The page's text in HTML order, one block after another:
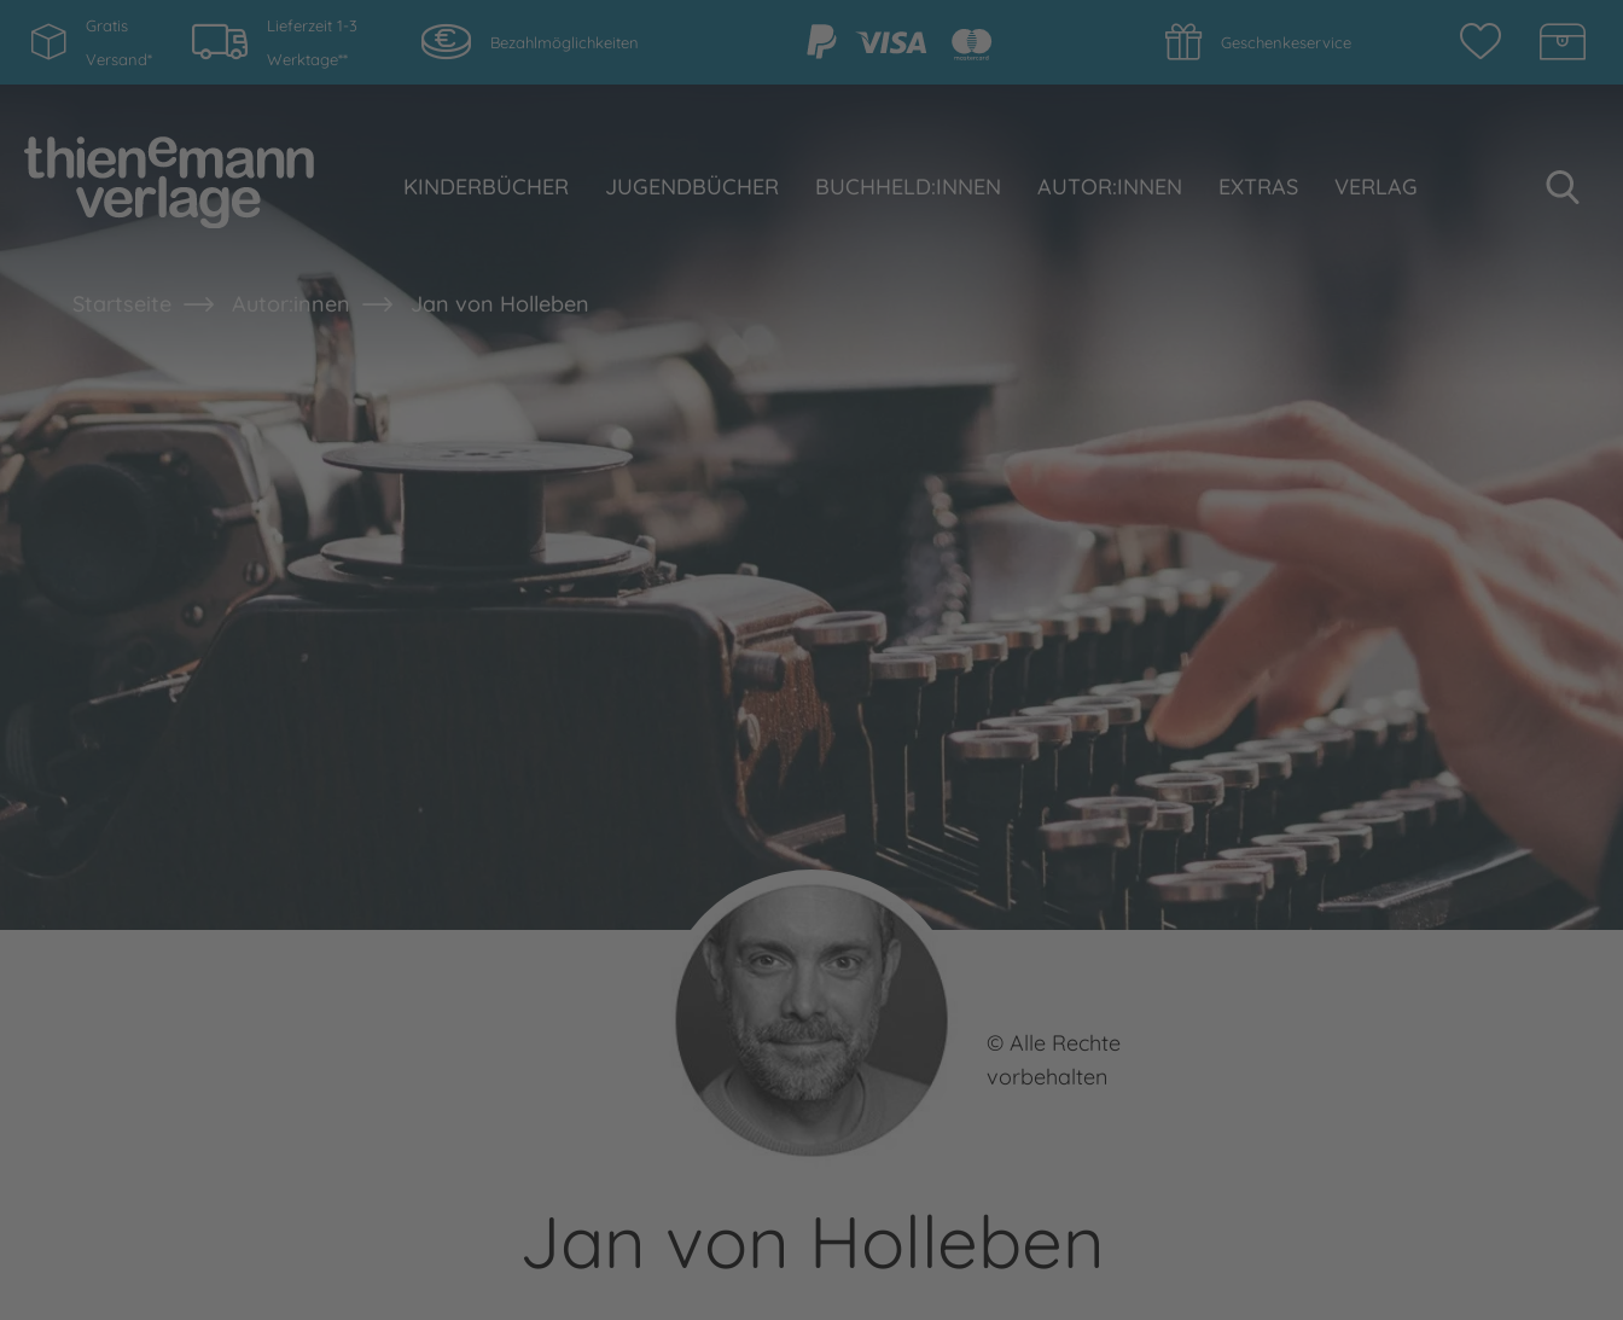
Gratis
Versand*
Lieferzeit 1-3
Werktage**
Bezahlmöglichkeiten Geschenkeservice
KINDERBÜCHER JUGENDBÜCHER BUCHHELD:INNEN AUTOR:INNEN EXTRAS VERLAG
Startseite Autor:innen Jan von Holleben
© Alle Rechte
vorbehalten
Jan von Holleben